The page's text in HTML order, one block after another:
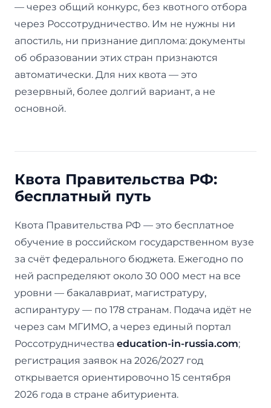
— через общий конкурс, без квотного отбора
через Россотрудничество. Им не нужны ни
апостиль, ни признание диплома: документы
об образовании этих стран признаются
автоматически. Для них квота — это
резервный, более долгий вариант, а не
основной.
Квота Правительства РФ:
бесплатный путь
Квота Правительства РФ — это бесплатное
обучение в российском государственном вузе
за счёт федерального бюджета. Ежегодно по
ней распределяют около 30 000 мест на все
уровни — бакалавриат, магистратуру,
аспирантуру — по 178 странам. Подача идёт не
через сам МГИМО, а через единый портал
Россотрудничества education-in-russia.com;
регистрация заявок на 2026/2027 год
открывается ориентировочно 15 сентября
2026 года в стране абитуриента.